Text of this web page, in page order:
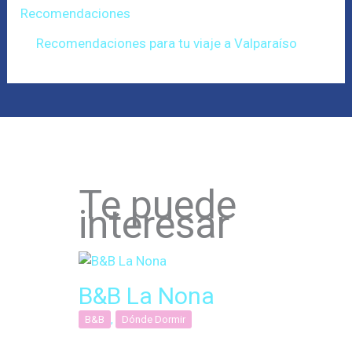
Recomendaciones
Recomendaciones para tu viaje a Valparaíso
Te puede
interesar
B&B La Nona
B&B , Dónde Dormir